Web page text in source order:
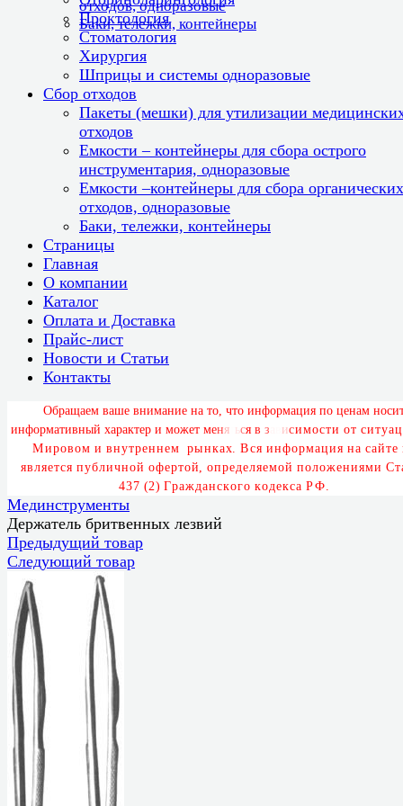
отходов, одноразовые
Баки, тележки, контейнеры
Проктология
Стоматология
Хирургия
Шприцы и системы одноразовые
Сбор отходов
Пакеты (мешки) для утилизации
отходов
Емкости – контейнеры для сбора острого
инструментария, одноразовые
Емкости –контейнеры для сбора органических
отходов, одноразовые
Баки, тележки, контейнеры
Страницы
Главная
О компании
Каталог
Оплата и Доставка
Прайс-лист
Новости и Статьи
Контакты
Обращаем ваше внимание на то, что информация по ценам носи
информативный характер и может меня т ься в з висимости от ситуац
Мировом и внутреннем рынках. Вся информация на сайте
является публичной офертой, определяемой положениями Ст
437 (2) Гражданского кодекса РФ.
Мединструменты
Держатель бритвенных лезвий
Предыдущий товар
Следующий товар